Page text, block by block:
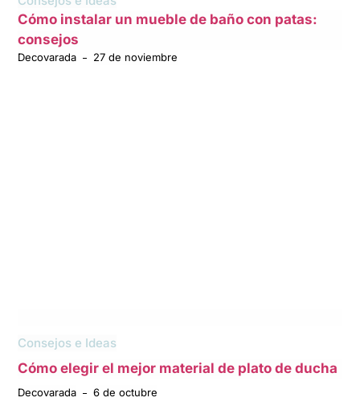
Cómo instalar un mueble de baño con patas:
consejos
Decovarada 27 de noviembre
Consejos e Ideas
Cómo elegir el mejor material de plato de ducha
Decovarada 6 de octubre